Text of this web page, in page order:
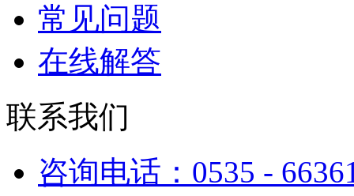
常见问题
在线解答
联系我们
咨询电话：0535 -